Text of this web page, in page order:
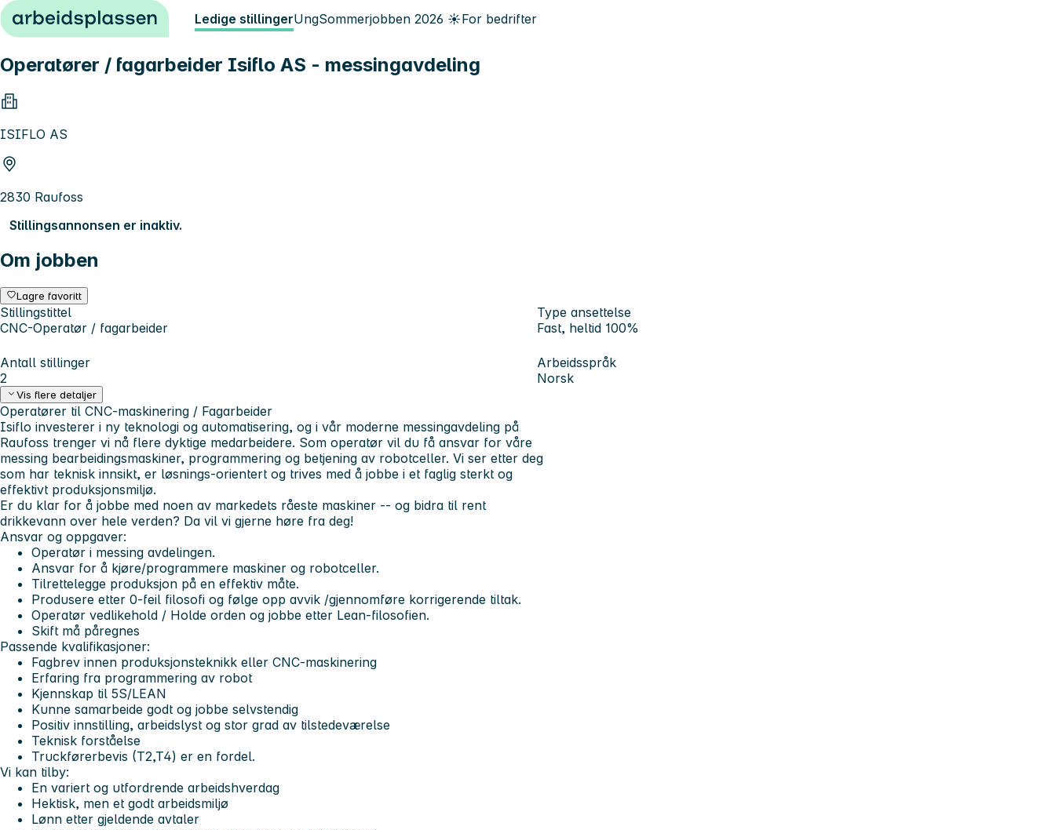
Hopp til innhold Ledige stillingerUngSommerjobben 2026 ☀️For bedrifter
Operatører / fagarbeider Isiflo AS - messingavdeling
ISIFLO AS
2830 Raufoss
Stillingsannonsen er inaktiv.
Om jobben
Lagre favoritt
Stillingstittel
CNC-Operatør / fagarbeider
Type ansettelse
Fast, heltid 100%
Antall stillinger
2
Arbeidsspråk
Norsk
Vis flere detaljer
Operatører til CNC-maskinering / Fagarbeider
Isiflo investerer i ny teknologi og automatisering, og i vår moderne messingavdeling på
Raufoss trenger vi nå flere dyktige medarbeidere. Som operatør vil du få ansvar for våre
messing bearbeidingsmaskiner, programmering og betjening av robotceller. Vi ser etter deg
som har teknisk innsikt, er løsnings-orientert og trives med å jobbe i et faglig sterkt og
effektivt produksjonsmiljø.
Er du klar for å jobbe med noen av markedets råeste maskiner -- og bidra til rent
drikkevann over hele verden? Da vil vi gjerne høre fra deg!
Ansvar og oppgaver:
Operatør i messing avdelingen.
Ansvar for å kjøre/programmere maskiner og robotceller.
Tilrettelegge produksjon på en effektiv måte.
Produsere etter 0-feil filosofi og følge opp avvik /gjennomføre korrigerende tiltak.
Operatør vedlikehold / Holde orden og jobbe etter Lean-filosofien.
Skift må påregnes
Passende kvalifikasjoner:
Fagbrev innen produksjonsteknikk eller CNC-maskinering
Erfaring fra programmering av robot
Kjennskap til 5S/LEAN
Kunne samarbeide godt og jobbe selvstendig
Positiv innstilling, arbeidslyst og stor grad av tilstedeværelse
Teknisk forståelse
Truckførerbevis (T2,T4) er en fordel.
Vi kan tilby:
En variert og utfordrende arbeidshverdag
Hektisk, men et godt arbeidsmiljø
Lønn etter gjeldende avtaler